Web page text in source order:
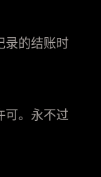
录的结账时
可。永不过